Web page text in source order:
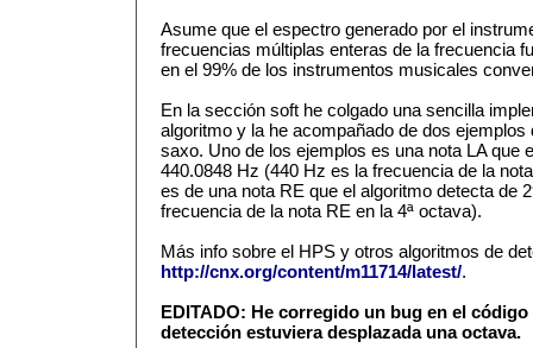
Asume que el espectro generado por el
frecuencias múltiplas enteras de la frecuencia
en el 99% de los instrumentos musicales
En la sección soft he colgado una sencilla
algoritmo y la he acompañado de dos
saxo. Uno de los ejemplos es una nota LA que
440.0848 Hz (440 Hz es la frecuencia de la
es de una nota RE que el algoritmo detecta de
frecuencia de la nota RE en la 4ª octava).
Más info sobre el HPS y otros algoritmos de
http://cnx.org/content/m11714/latest/.
EDITADO: He corregido un bug en el
detección estuviera desplazada una octava.